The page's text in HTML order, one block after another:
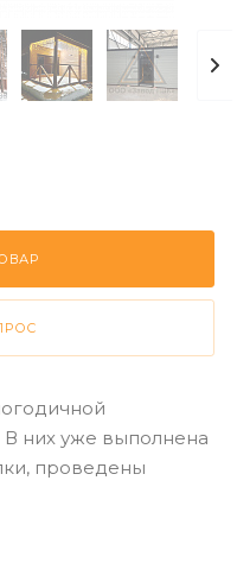
В них уже выполнена
проведены